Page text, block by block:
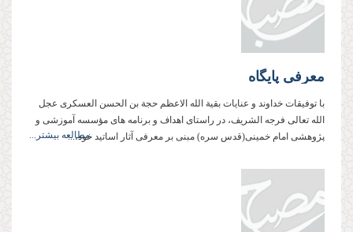
معرفى پایگاه
با توفیقات خداوند و عنایات بقیة الله الاعظم حجة بن الحسن العسكرى عجل
الله تعالى فرجه الشریف، در راستاى اهداف و برنامه هاى مؤسسه آموزشى و
پژوهشى امام خمینى(قدس سره) مبنى بر معرفى آثار اساتید خود،...مطالعه بیشتر...